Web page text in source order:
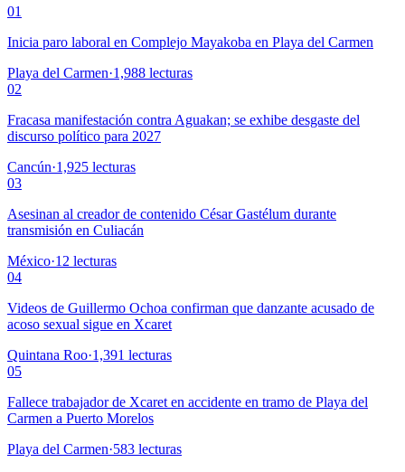
01
Inicia paro laboral en Complejo Mayakoba en Playa del Carmen
Playa del Carmen·1,988 lecturas
02
Fracasa manifestación contra Aguakan; se exhibe desgaste del
discurso político para 2027
Cancún·1,925 lecturas
03
Asesinan al creador de contenido César Gastélum durante
transmisión en Culiacán
México·12 lecturas
04
Videos de Guillermo Ochoa confirman que danzante acusado de
acoso sexual sigue en Xcaret
Quintana Roo·1,391 lecturas
05
Fallece trabajador de Xcaret en accidente en tramo de Playa del
Carmen a Puerto Morelos
Playa del Carmen·583 lecturas